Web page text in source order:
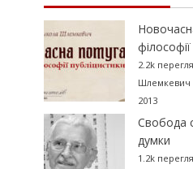
2.2k
Шлемкевич
2013
Свобода
думки
1.2k